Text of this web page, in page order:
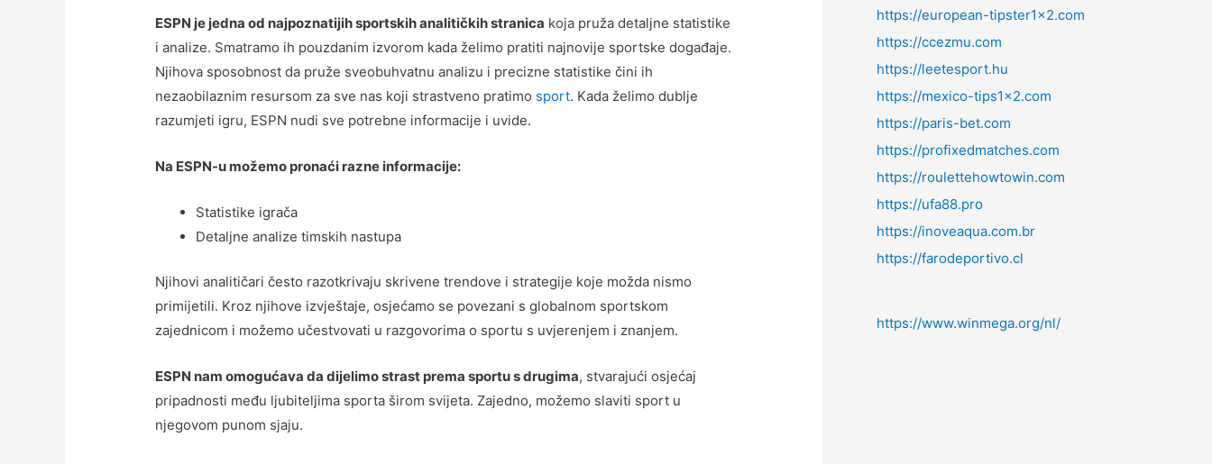
ESPN je jedna od najpoznatijih sportskih analitičkih stranica koja pruža detaljne statistike
i analize. Smatramo ih pouzdanim izvorom kada želimo pratiti najnovije sportske događaje.
Njihova sposobnost da pruže sveobuhvatnu analizu i precizne statistike čini ih
nezaobilaznim resursom za sve nas koji strastveno pratimo sport. Kada želimo dublje
razumjeti igru, ESPN nudi sve potrebne informacije i uvide.
Na ESPN-u možemo pronaći razne informacije:
Statistike igrača
Detaljne analize timskih nastupa
Njihovi analitičari često razotkrivaju skrivene trendove i strategije koje možda nismo
primijetili. Kroz njihove izvještaje, osjećamo se povezani s globalnom sportskom
zajednicom i možemo učestvovati u razgovorima o sportu s uvjerenjem i znanjem.
ESPN nam omogućava da dijelimo strast prema sportu s drugima, stvarajući osjećaj
pripadnosti među ljubiteljima sporta širom svijeta. Zajedno, možemo slaviti sport u
njegovom punom sjaju.
https://european-tipster1x2.com
https://ccezmu.com
https://leetesport.hu
https://mexico-tips1x2.com
https://paris-bet.com
https://profixedmatches.com
https://roulettehowtowin.com
https://ufa88.pro
https://inoveaqua.com.br
https://farodeportivo.cl
https://www.winmega.org/nl/